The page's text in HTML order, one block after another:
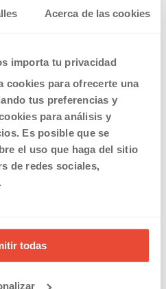
Acerca de las cookies
importa tu privacidad
cookies para ofrecerte una
tus preferencias y
para análisis y
Es posible que se
el uso que haga del sitio
de redes sociales,
todas